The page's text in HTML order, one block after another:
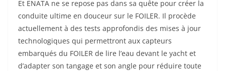
Et ENATA ne se repose pas dans sa quête pour créer la
conduite ultime en douceur sur le FOILER. Il procède
actuellement à des tests approfondis des mises à jour
technologiques qui permettront aux capteurs
embarqués du FOILER de lire l’eau devant le yacht et
d’adapter son tangage et son angle pour réduire toute